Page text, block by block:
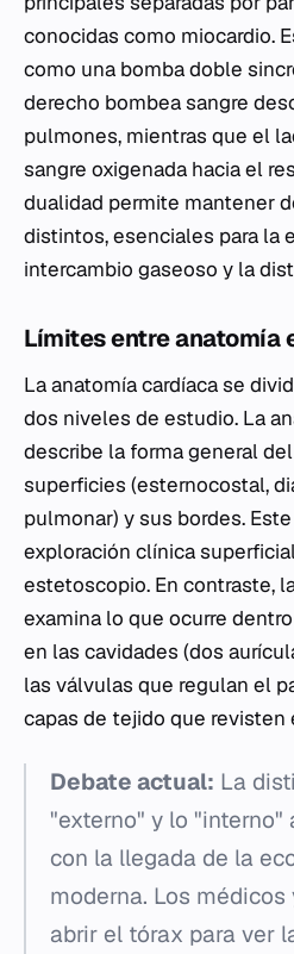
conocidas como miocardio.
como una bomba doble
derecho bombea sangre
pulmones, mientras que el
sangre oxigenada hacia el
dualidad permite mantener
distintos, esenciales para la
intercambio gaseoso y la
Límites entre anatomía
La anatomía cardíaca se
dos niveles de estudio. La
describe la forma general
superficies (esternocostal,
pulmonar) y sus bordes.
exploración clínica
estetoscopio. En contraste,
examina lo que ocurre
en las cavidades (dos
las válvulas que regulan el
capas de tejido que revisten
Debate actual: La
"externo" y lo
con la llegada de la
moderna. Los
abrir el tórax para ver